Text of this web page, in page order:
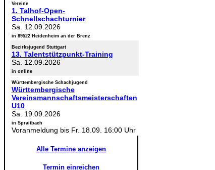
Vereine
1. Talhof-Open-
Schnellschachturnier
Sa. 12.09.2026
in 89522 Heidenheim an der Brenz
Bezirksjugend Stuttgart
13. Talentstützpunkt-Training
Sa. 12.09.2026
in online
Württembergische Schachjugend
Württembergische
Vereinsmannschaftsmeisterschaften
U10
Sa. 19.09.2026
in Spraitbach
Voranmeldung bis Fr. 18.09. 16:00 Uhr
Alle Termine anzeigen
Termin einreichen